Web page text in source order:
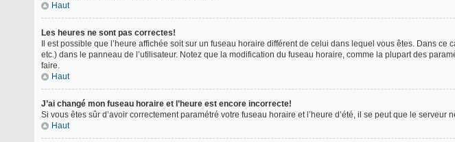
Haut
Les heures ne sont pas correctes!
Il est possible que l’heure affichée soit sur un fuseau horaire différent de celui dans lequel vous êtes. Dans
etc.) dans le panneau de l’utilisateur. Notez que la modification du fuseau horaire, comme la plupart des
faire.
Haut
J’ai changé mon fuseau horaire et l’heure est encore incorrecte!
Si vous êtes sûr d’avoir correctement paramétré votre fuseau horaire et l’heure d’été, il se peut que le serveur
Haut